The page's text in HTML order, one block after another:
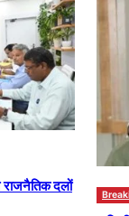
राजनैतिक दलों